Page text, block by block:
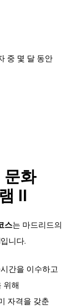
중 몇 달 동안
문화
II
스는 마드리드의
니다.
간을 이수하고
위해
자격을 갖춘